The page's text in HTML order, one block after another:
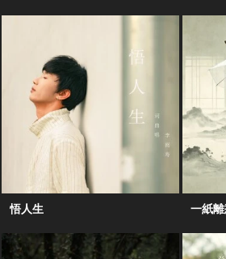
悟人生 一紙